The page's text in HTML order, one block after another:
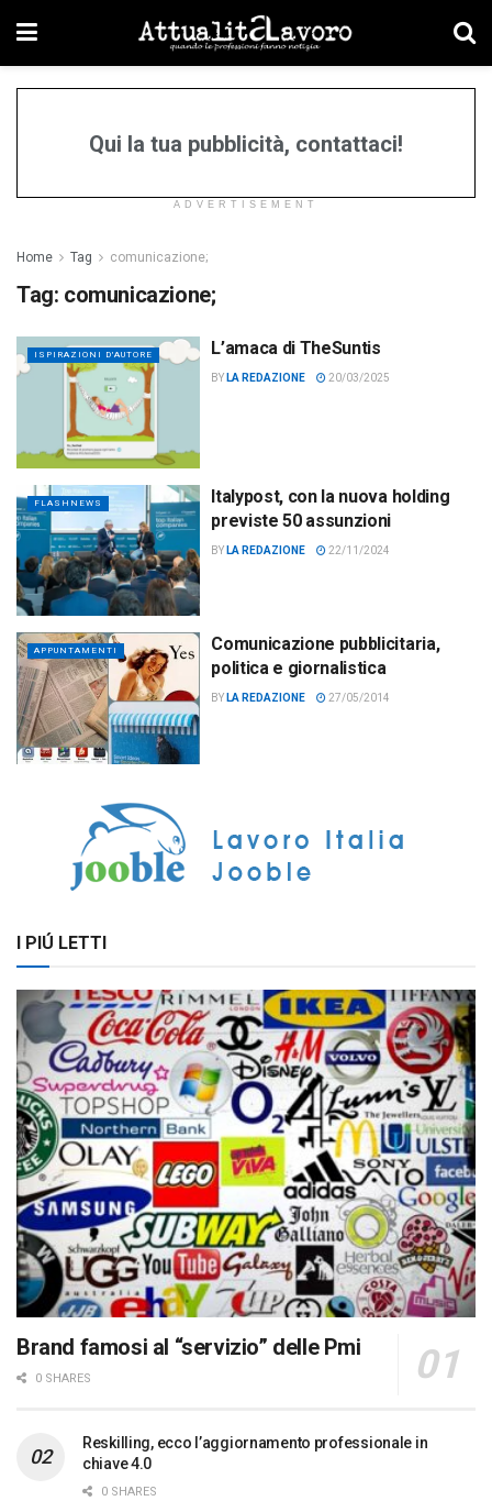
Qui la tua pubblicità, contattaci!
ADVERTISEMENT
Home Tag comunicazione;
Tag: comunicazione;
ISPIRAZIONI D'AUTORE L’amaca di TheSuntis
BY LA REDAZIONE 20/03/2025
FLASHNEWS
Italypost, con la nuova holding
previste 50 assunzioni
BY LA REDAZIONE 22/11/2024
APPUNTAMENTI
Comunicazione pubblicitaria,
politica e giornalistica
BY LA REDAZIONE 27/05/2014
I PIÚ LETTI
Brand famosi al “servizio” delle Pmi
0 SHARES
Reskilling, ecco l’aggiornamento professionale in
chiave 4.0
0 SHARES